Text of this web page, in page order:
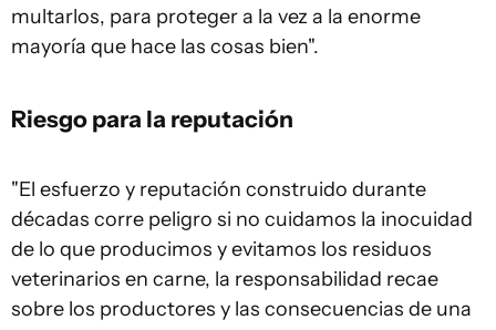
multarlos, para proteger a la vez a la enorme
mayoría que hace las cosas bien".
Riesgo para la reputación
"El esfuerzo y reputación construido durante
décadas corre peligro si no cuidamos la inocuidad
de lo que producimos y evitamos los residuos
veterinarios en carne, la responsabilidad recae
sobre los productores y las consecuencias de una